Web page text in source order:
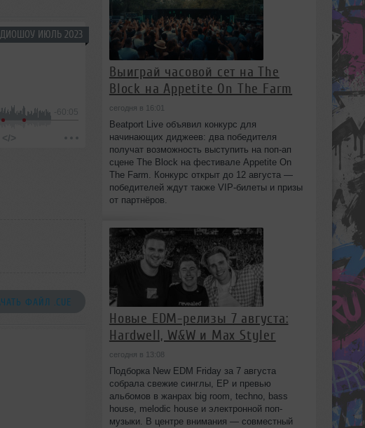
ИЮЛЬ 2023
-60:05
</>
ФАЙЛ .CUE
Выиграй часовой сет на The
Block на Appetite On The Farm
сегодня в 16:01
Beatport Live объявил конкурс для
начинающих диджеев: два победителя
получат возможность выступить на поп‑ап
сцене The Block на фестивале Appetite On
The Farm. Конкурс открыт до 12 августа —
победителей ждут также VIP‑билеты и призы
от партнёров.
Новые EDM-релизы 7 августа:
Hardwell, W&W и Max Styler
сегодня в 13:08
Подборка New EDM Friday за 7 августа
собрала свежие синглы, EP и превью
альбомов в жанрах big room, techno, bass
house, melodic house и электронной поп-
музыки. В центре внимания — совместный